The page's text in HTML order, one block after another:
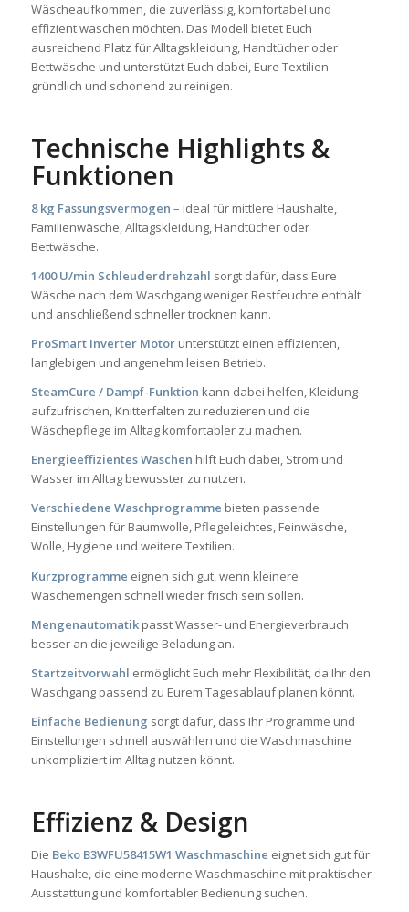
Wäscheaufkommen, die zuverlässig, komfortabel und
effizient waschen möchten. Das Modell bietet Euch
ausreichend Platz für Alltagskleidung, Handtücher oder
Bettwäsche und unterstützt Euch dabei, Eure Textilien
gründlich und schonend zu reinigen.
Technische Highlights &
Funktionen
8 kg Fassungsvermögen – ideal für mittlere Haushalte,
Familienwäsche, Alltagskleidung, Handtücher oder
Bettwäsche.
1400 U/min Schleuderdrehzahl sorgt dafür, dass Eure
Wäsche nach dem Waschgang weniger Restfeuchte enthält
und anschließend schneller trocknen kann.
ProSmart Inverter Motorunterstützt einen effizienten,
langlebigen und angenehm leisen Betrieb.
SteamCure / Dampf-Funktion kann dabei helfen, Kleidung
aufzufrischen, Knitterfalten zu reduzieren und die
Wäschepflege im Alltag komfortabler zu machen.
Energieeffizientes Waschen hilft Euch dabei, Strom und
Wasser im Alltag bewusster zu nutzen.
Verschiedene Waschprogramme bieten passende
Einstellungen für Baumwolle, Pflegeleichtes, Feinwäsche,
Wolle, Hygiene und weitere Textilien.
Kurzprogramme eignen sich gut, wenn kleinere
Wäschemengen schnell wieder frisch sein sollen.
Mengenautomatikpasst Wasser- und Energieverbrauch
besser an die jeweilige Beladung an.
Startzeitvorwahl ermöglicht Euch mehr Flexibilität, da Ihr den
Waschgang passend zu Eurem Tagesablauf planen könnt.
Einfache Bedienung sorgt dafür, dass Ihr Programme und
Einstellungen schnell auswählen und die Waschmaschine
unkompliziert im Alltag nutzen könnt.
Effizienz & Design
Die Beko B3WFU58415W1 Waschmaschine eignet sich gut für
Haushalte, die eine moderne Waschmaschine mit praktischer
Ausstattung und komfortabler Bedienung suchen.